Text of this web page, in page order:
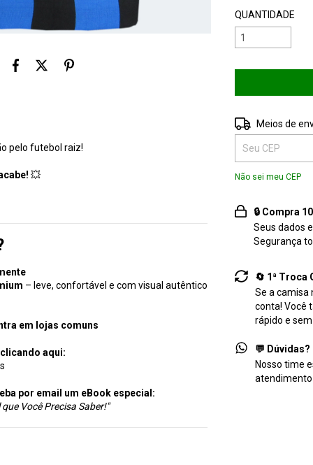
pelo futebol raiz!
💥
– leve, confortável e com visual autêntico
em lojas comuns
aqui:
por email um eBook especial:
Você Precisa Saber!"
QUANTIDADE
Entregas para o
Meios de
Não sei meu CEP
🔒 Compra
Seus dados
Segurança
🔄 1ª Troca
Se a camisa
conta! Você
rápido e
💬
Nosso time